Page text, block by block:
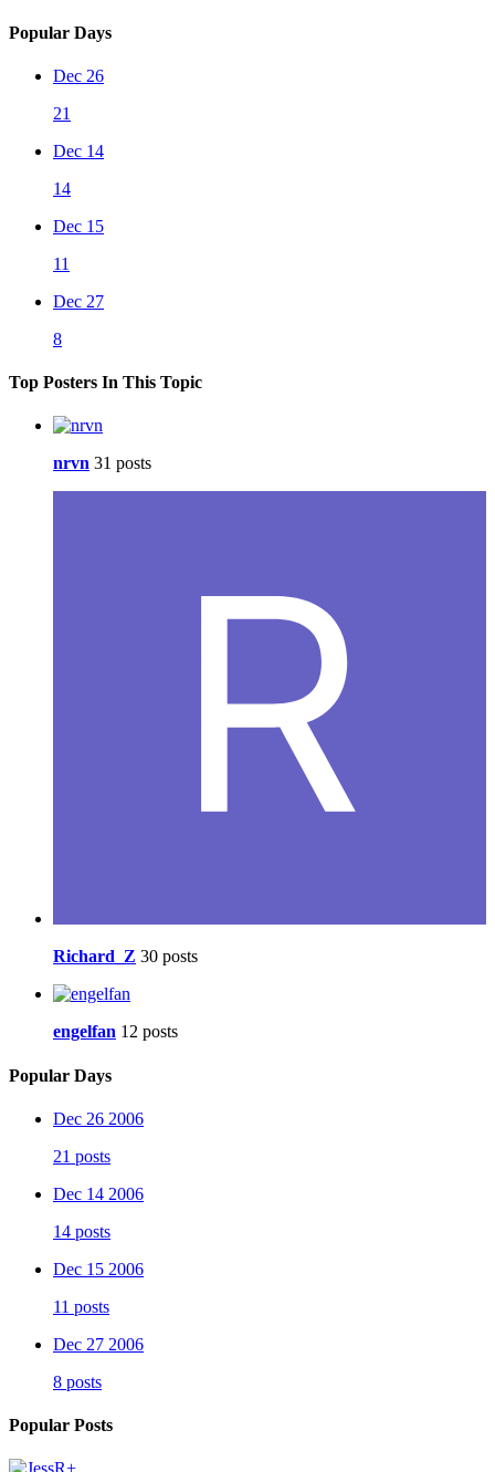
Popular Days
Dec 26
21
Dec 14
14
Dec 15
11
Dec 27
8
Top Posters In This Topic
nrvn 31 posts
Richard_Z 30 posts
engelfan 12 posts
Popular Days
Dec 26 2006
21 posts
Dec 14 2006
14 posts
Dec 15 2006
11 posts
Dec 27 2006
8 posts
Popular Posts